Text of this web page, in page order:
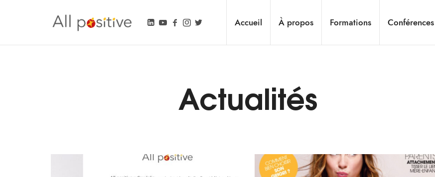
All Positive Accueil À propos Formations Conférences
Actualités